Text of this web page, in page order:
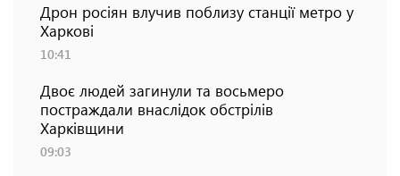
Дрон росіян влучив поблизу станції метро у
Харкові
10:41
Двоє людей загинули та восьмеро
постраждали внаслідок обстрілів
Харківщини
09:03